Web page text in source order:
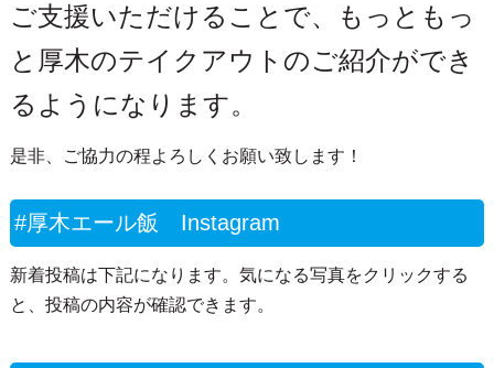
ご支援いただけることで、もっともっ
と厚木のテイクアウトのご紹介ができ
るようになります。
是非、ご協力の程よろしくお願い致します！
#厚木エール飯 Instagram
新着投稿は下記になります。気になる写真をクリックする
と、投稿の内容が確認できます。